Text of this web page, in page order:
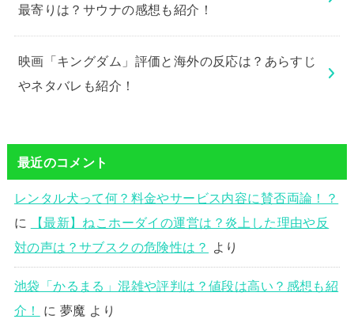
最寄りは？サウナの感想も紹介！
映画「キングダム」評価と海外の反応は？あらすじ
やネタバレも紹介！
最近のコメント
レンタル犬って何？料金やサービス内容に賛否両論！？
に
【最新】ねこホーダイの運営は？炎上した理由や反
対の声は？サブスクの危険性は？
より
池袋「かるまる」混雑や評判は？値段は高い？感想も紹
介！
に 夢魔 より